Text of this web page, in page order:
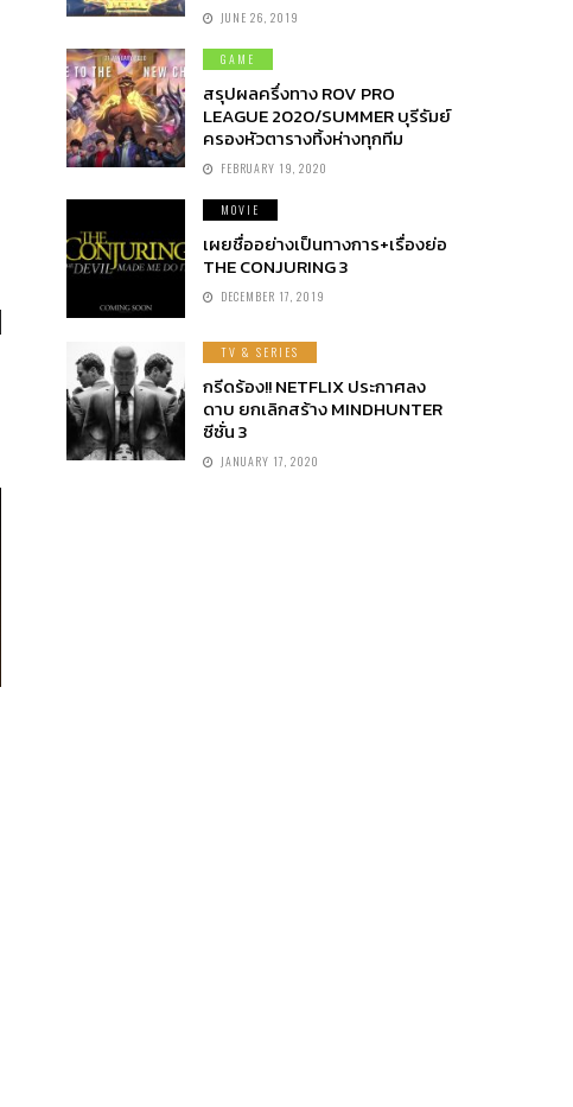
JUNE 26, 2019
GAME
สรุปผลครึ่งทาง ROV PRO
LEAGUE 2020/SUMMER บุรีรัมย์
ครองหัวตารางทิ้งห่างทุกทีม
FEBRUARY 19, 2020
MOVIE
เผยชื่ออย่างเป็นทางการ+เรื่องย่อ
THE CONJURING 3
DECEMBER 17, 2019
TV & SERIES
กรีดร้อง!! NETFLIX ประกาศลง
ดาบ ยกเลิกสร้าง MINDHUNTER
ซีซั่น 3
JANUARY 17, 2020